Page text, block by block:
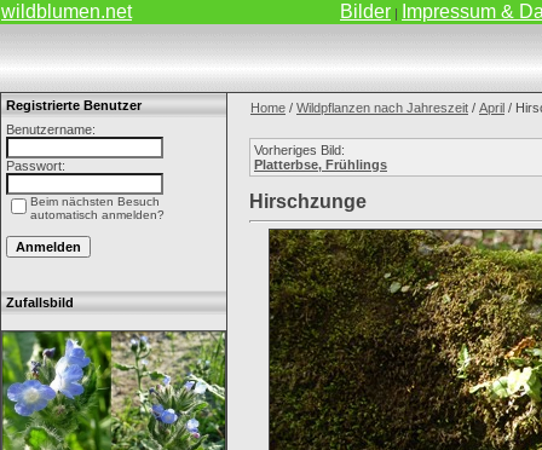
wildblumen.net Bilder | Impressum &
Registrierte Benutzer
Benutzername:
Passwort:
Beim nächsten Besuch
automatisch anmelden?
Zufallsbild
Home / Wildpflanzen nach Jahreszeit / April /
Vorheriges Bild:
Platterbse, Frühlings
Hirschzunge